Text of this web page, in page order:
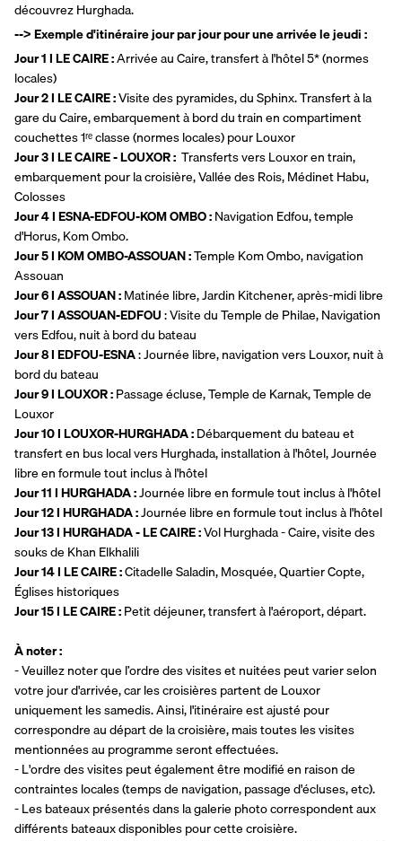
découvrez Hurghada.
--> Exemple d'itinéraire jour par jour pour une arrivée le jeudi :
Jour 1 I LE CAIRE : Arrivée au Caire, transfert à l'hôtel 5* (normes
locales)
Jour 2 I LE CAIRE : Visite des pyramides, du Sphinx. Transfert à la
gare du Caire, embarquement à bord du train en compartiment
couchettes 1ʳᵉ classe (normes locales) pour Louxor
Jour 3 I LE CAIRE - LOUXOR : Transferts vers Louxor en train,
embarquement pour la croisière, Vallée des Rois, Médinet Habu,
Colosses
Jour 4I ESNA-EDFOU-KOM OMBO : Navigation Edfou, temple
d'Horus, Kom Ombo.
Jour 5 I KOM OMBO-ASSOUAN : Temple Kom Ombo, navigation
Assouan
Jour 6 I ASSOUAN : Matinée libre, Jardin Kitchener, après-midi libre
Jour 7 I ASSOUAN-EDFOU : Visite du Temple de Philae, Navigation
vers Edfou, nuit à bord du bateau
Jour 8 I EDFOU-ESNA : Journée libre, navigation vers Louxor, nuit à
bord du bateau
Jour 9 I LOUXOR : Passage écluse, Temple de Karnak, Temple de
Louxor
Jour 10 I LOUXOR-HURGHADA : Débarquement du bateau et
transfert en bus local vers Hurghada, installation à l'hôtel, Journée
libre en formule tout inclus à l'hôtel
Jour 11 I HURGHADA : Journée libre en formule tout inclus à l'hôtel
Jour 12 I HURGHADA : Journée libre en formule tout inclus à l'hôtel
Jour 13I HURGHADA - LE CAIRE : Vol Hurghada - Caire, visite des
souks de Khan Elkhalili
Jour 14 I LE CAIRE : Citadelle Saladin, Mosquée, Quartier Copte,
Églises historiques
Jour 15 I LE CAIRE : Petit déjeuner, transfert à l'aéroport, départ.
À noter :
- Veuillez noter que l’ordre des visites et nuitées peut varier selon
votre jour d'arrivée, car les croisières partent de Louxor
uniquement les samedis. Ainsi, l'itinéraire est ajusté pour
correspondre au départ de la croisière, mais toutes les visites
mentionnées au programme seront effectuées.
- L'ordre des visites peut également être modifié en raison de
contraintes locales (temps de navigation, passage d'écluses, etc).
- Les bateaux présentés dans la galerie photo correspondent aux
différents bateaux disponibles pour cette croisière.